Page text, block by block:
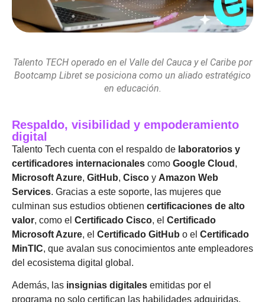
Talento TECH operado en el Valle del Cauca y el Caribe por
Bootcamp Libret se posiciona como un aliado estratégico
en educación.
Respaldo, visibilidad y empoderamiento
digital
Talento Tech cuenta con el respaldo de laboratorios y
certificadores internacionales como Google Cloud ,
Microsoft Azure, GitHub, Cisco y Amazon Web
Services. Gracias a este soporte, las mujeres que
culminan sus estudios obtienen certificaciones de alto
valor, como el Certificado Cisco, el Certificado
Microsoft Azure, el Certificado GitHub o el Certificado
MinTIC, que avalan sus conocimientos ante empleadores
del ecosistema digital global.
Además, las insignias digitales emitidas por el
programa no solo certifican las habilidades adquiridas,